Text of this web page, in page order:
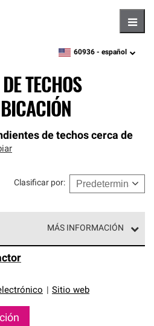
zipcode,language
60936 - español
TECHOS
de techos cerca de
Clasificar por:
MÁS INFORMACIÓN
de profesionales de techos
y requisitos estrictos
Sitio web